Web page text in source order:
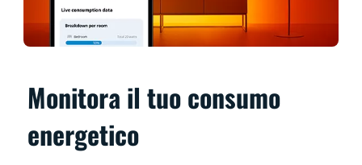
Monitora il tuo consumo
energetico